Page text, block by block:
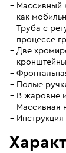
Массивный
как
Труба с
процессе
Две
Полые
В жаровне
Массивная